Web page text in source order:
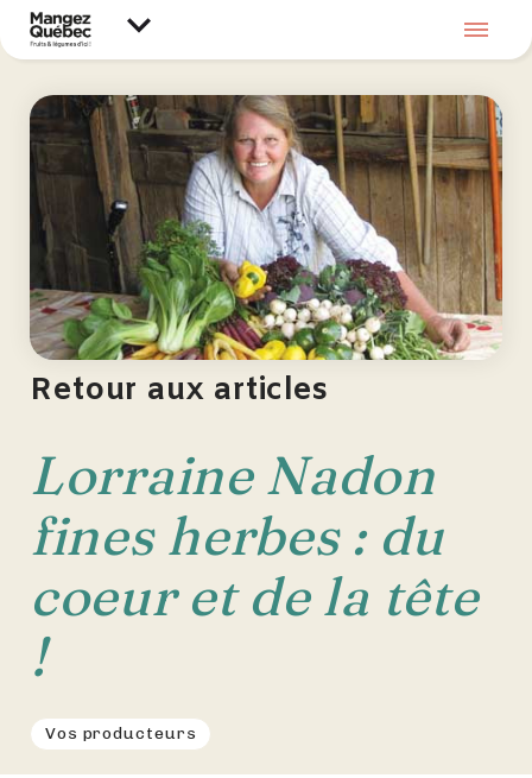
Retour aux articles
Lorraine Nadon
fines herbes : du
coeur et de la tête
!
Vos producteurs